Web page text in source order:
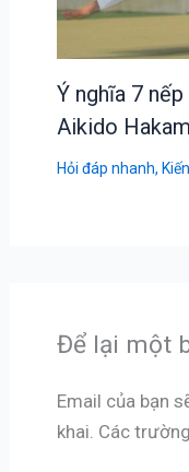
Ý nghĩa 7
Aikido
Hỏi đáp nhanh,
Để lại một
Email của bạn
khai. Các